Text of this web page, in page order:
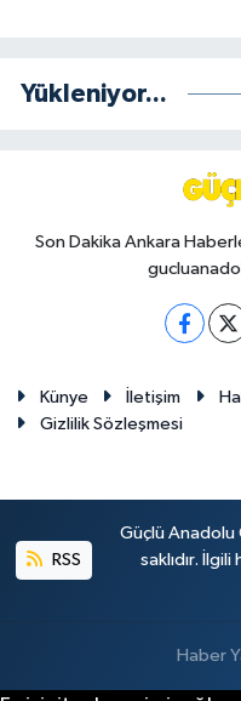
Yükleniyor...
Son Dakika Ankara
Künye İletişim
Gizlilik Sözleşmesi
RSS
Güçlü Anadolu
saklıdır.
Haber